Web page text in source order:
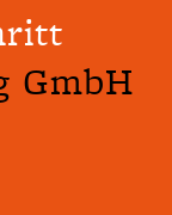
GmbH